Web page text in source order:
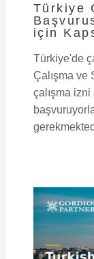
Türkiye
için
Türkiye'de
Çalışma ve
çalışma izni